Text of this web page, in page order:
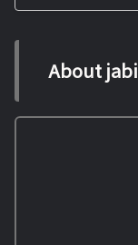
About jabi